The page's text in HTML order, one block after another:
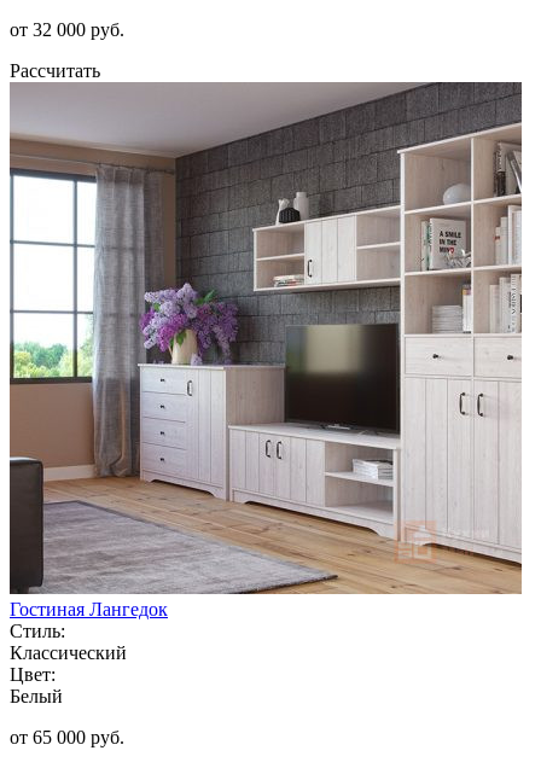
от 32 000 руб.
Рассчитать
Гостиная Лангедок
Стиль:
Классический
Цвет:
Белый
от 65 000 руб.